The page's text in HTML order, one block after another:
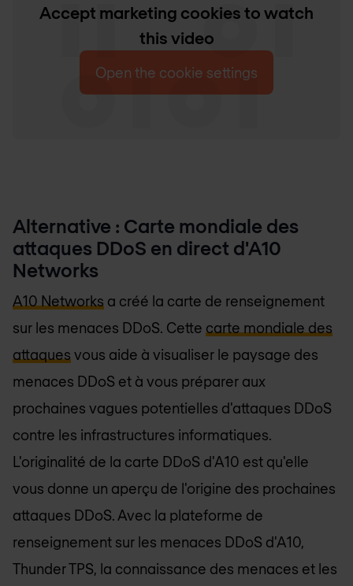
Accept marketing cookies to watch
this video
Open the cookie settings
Alternative : Carte mondiale des
attaques DDoS en direct d'A10
Networks
A10 Networks a créé la carte de renseignement
sur les menaces DDoS. Cette carte mondiale des
attaques vous aide à visualiser le paysage des
menaces DDoS et à vous préparer aux
prochaines vagues potentielles d'attaques DDoS
contre les infrastructures informatiques.
L'originalité de la carte DDoS d'A10 est qu'elle
vous donne un aperçu de l'origine des prochaines
attaques DDoS. Avec la plateforme de
renseignement sur les menaces DDoS d'A10,
Thunder TPS, la connaissance des menaces et les